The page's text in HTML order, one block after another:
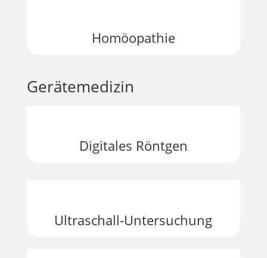
Homöopathie
Gerätemedizin
Digitales Röntgen
Ultraschall-Untersuchung